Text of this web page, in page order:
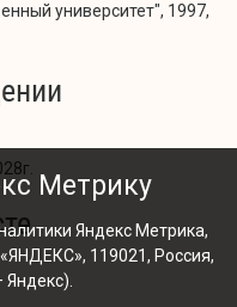
университет", 1997,
Метрику
Яндекс Метрика,
119021, Россия,